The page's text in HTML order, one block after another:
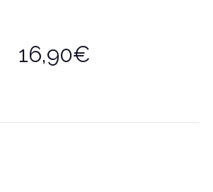
16,90€